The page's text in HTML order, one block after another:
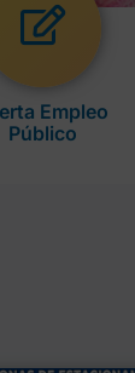
Empleo
Público